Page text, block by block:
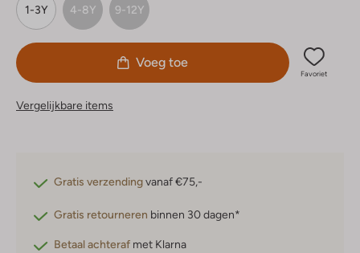
1-3Y 4-8Y 9-12Y
Voeg toe
Favoriet
Vergelijkbare items
Gratis verzendingvanaf €75,-
Gratis retourneren binnen 30 dagen*
Betaal achteraf met Klarna